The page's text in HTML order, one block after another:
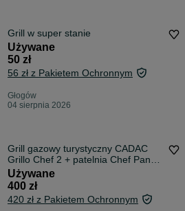
Grill w super stanie
Używane
50 zł
56 zł z Pakietem Ochronnym
Głogów
04 sierpnia 2026
Grill gazowy turystyczny CADAC
Grillo Chef 2 + patelnia Chef Pan
40, pokrowiec
Używane
400 zł
420 zł z Pakietem Ochronnym